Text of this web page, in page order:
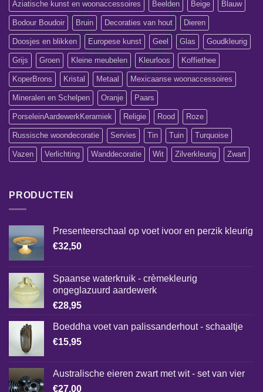
Aziatische kunst en woonaccessoires Beelden Beige Blauw
Bodour Boudoir Bruin Decoraties van hout Dieren
Doosjes en blikken Europese kunst Geel Glas Goudkleurig
Grijs Groen Kleine meubelen Kleurloos Koffiethee
KoperBrons Kristal Metaal Mexicaanse woonaccessoires
Mineralen en Schelpen Oranje Paars
PorseleinAardewerkKeramiek Religie Rood Roze
Russische woondecoratie Servies Tin Tuin Turquoise
Vazen Verlichting Wanddecoratie Wit Zilverkleurig Zwart
PRODUCTEN
Presenteerschaal op voet ivoor en perzik kleurig
€32,50
Spaanse waterkruik - crèmekleurig
ongeglazuurd aardewerk
€28,95
Boeddha voet van palissanderhout - schaaltje
€15,95
Australische eieren zwart met wit - set van vier
€27,00